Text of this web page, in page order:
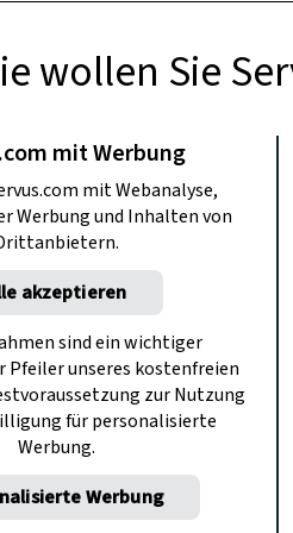
Bist du
ein
Wolken oder stehst
Finde es in
heraus.
wollen Sie
mit Werbung
mit Webanalyse,
Werbung und Inhalten von
akzeptieren
sind ein wichtiger
unseres kostenfreien
zur Nutzung
für personalisierte
Werbung.
Werbung